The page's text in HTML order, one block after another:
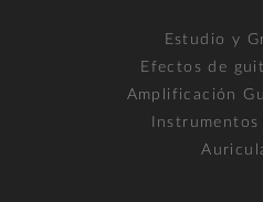
Estudio y
Efectos de
Amplificación